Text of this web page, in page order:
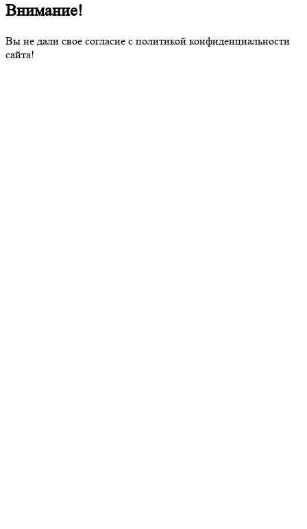
Внимание!
Вы не дали свое согласие с политикой конфиденциальности
сайта!